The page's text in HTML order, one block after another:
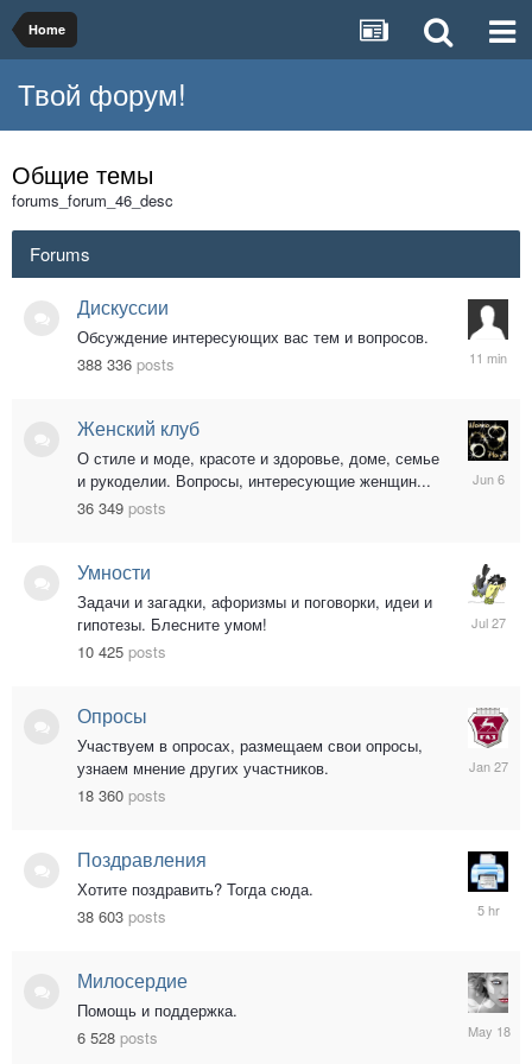
Home
Твой форум!
Общие темы
forums_forum_46_desc
Forums
Дискуссии
Обсуждение интересующих вас тем и вопросов.
388 336 posts
15:06
Женский клуб
О стиле и моде, красоте и здоровье, доме, семье
и рукоделии. Вопросы, интересующие женщин...
36 349 posts
19:53
Умности
Задачи и загадки, афоризмы и поговорки, идеи и
гипотезы. Блесните умом!
10 425 posts
12:02
Опросы
Участвуем в опросах, размещаем свои опросы,
узнаем мнение других участников.
18 360 posts
07:53
Поздравления
Хотите поздравить? Тогда сюда.
38 603 posts
10:15
Милосердие
Помощь и поддержка.
6 528 posts
12:34